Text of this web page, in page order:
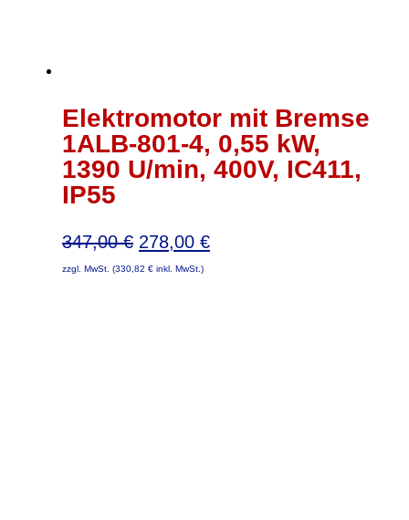
Elektromotor mit Bremse
1ALB-801-4, 0,55 kW,
1390 U/min, 400V, IC411,
IP55
347,00€ Ursprünglicher
Preis
278,00 €Aktueller
zzgl. MwSt. (330,82 € inkl. MwSt.)